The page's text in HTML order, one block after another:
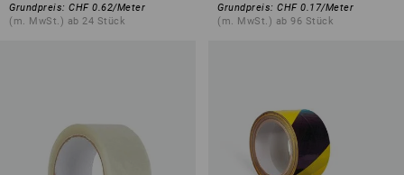
Grundpreis: CHF 0.62/Meter
(m. MwSt.) ab 24 Stück
Grundpreis: CHF 0.17/Meter
(m. MwSt.) ab 96 Stück